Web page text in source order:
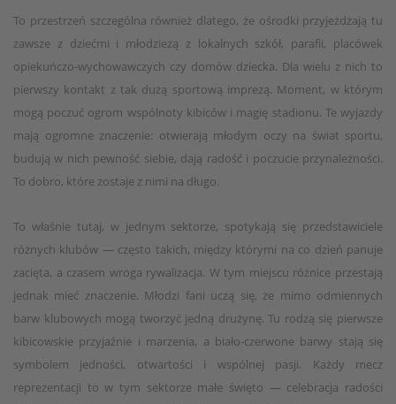
To przestrzeń szczególna również dlatego, że ośrodki przyjeżdżają tu
zawsze z dziećmi i młodzieżą z lokalnych szkół, parafii, placówek
opiekuńczo-wychowawczych czy domów dziecka. Dla wielu z nich to
pierwszy kontakt z tak dużą sportową imprezą. Moment, w którym
mogą poczuć ogrom wspólnoty kibiców i magię stadionu. Te wyjazdy
mają ogromne znaczenie: otwierają młodym oczy na świat sportu,
budują w nich pewność siebie, dają radość i poczucie przynależności.
To dobro, które zostaje z nimi na długo.
To właśnie tutaj, w jednym sektorze, spotykają się przedstawiciele
różnych klubów — często takich, między którymi na co dzień panuje
zacięta, a czasem wroga rywalizacja. W tym miejscu różnice przestają
jednak mieć znaczenie. Młodzi fani uczą się, że mimo odmiennych
barw klubowych mogą tworzyć jedną drużynę. Tu rodzą się pierwsze
kibicowskie przyjaźnie i marzenia, a biało-czerwone barwy stają się
symbolem jedności, otwartości i wspólnej pasji. Każdy mecz
reprezentacji to w tym sektorze małe święto — celebracja radości